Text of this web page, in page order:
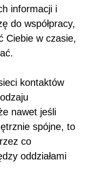
informacji i
do współpracy,
Ciebie w czasie,
kontaktów
nawet jeśli
spójne, to
co
oddziałami